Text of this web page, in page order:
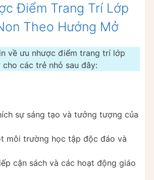
Điểm Trang Trí Lớp
Theo Hướng Mở
về ưu nhược điểm trang trí lớp
các trẻ nhỏ sau đây:
sự sáng tạo và tưởng tượng của
môi trường học tập độc đáo và
cận sách và các hoạt động giáo